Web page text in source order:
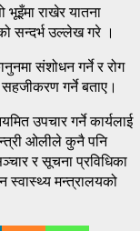
राखेर यातना
सन्दर्भ उल्लेख गरे ।
संशोधन गर्ने र रोग
गर्ने बताए।
उपचार गर्ने कार्यलाई
ओलीले कुनै पनि
र सूचना प्रविधिका
स्वास्थ्य मन्त्रालयको